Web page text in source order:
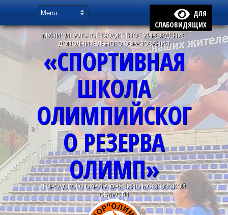
ДЛЯ
СЛАБОВИДЯЩИХ
МУНИЦИПАЛЬНОЕ БЮДЖЕТНОЕ УЧРЕЖДЕНИЕ
ДОПОЛНИТЕЛЬНОГО ОБРАЗОВАНИЯ
«СПОРТИВНАЯ
ШКОЛА
ОЛИМПИЙСКОГ
О РЕЗЕРВА
ОЛИМП»
ГОРОДСКОГО ОКРУГА ФРЯЗИНО МОСКОВСКОЙ
ОБЛАСТИ